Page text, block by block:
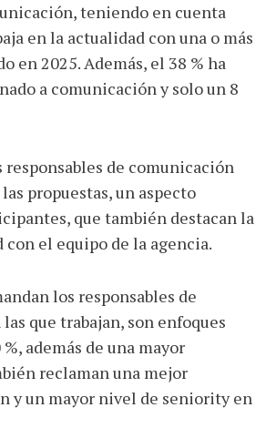
teniendo en cuenta
en la actualidad con una o más
en 2025. Además, el 38 % ha
a comunicación y solo un 8
de comunicación
propuestas, un aspecto
que también destacan la
el equipo de la agencia.
los responsables de
que trabajan, son enfoques
además de una mayor
reclaman una mejor
y un mayor nivel de seniority en